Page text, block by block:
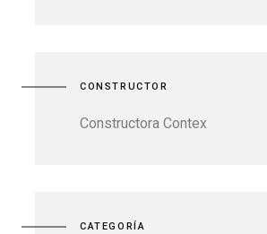
CONSTRUCTOR
Constructora Contex
CATEGORÍA